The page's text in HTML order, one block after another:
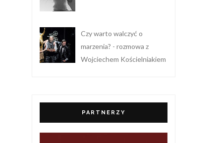
Czy warto walczyć o
marzenia? - rozmowa z
Wojciechem Kościelniakiem
PARTNERZY